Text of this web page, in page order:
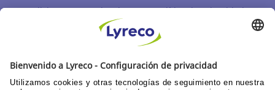
Condiciones generales de venta, política de privacidad y
utilización web y APP